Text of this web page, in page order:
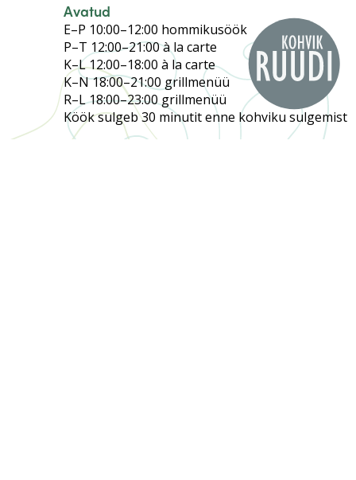
Avatud
E–P 10:00–12:00 hommikusöök
P–T 12:00–21:00 à la carte
K–L 12:00–18:00 à la carte
K–N 18:00–21:00 grillmenüü
R–L 18:00–23:00 grillmenüü
Köök sulgeb 30 minutit enne kohviku sulgemist